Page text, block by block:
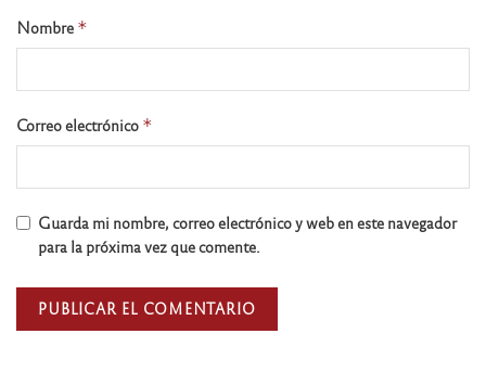
Nombre *
Correo electrónico *
Guarda mi nombre, correo electrónico y web en este navegador
para la próxima vez que comente.